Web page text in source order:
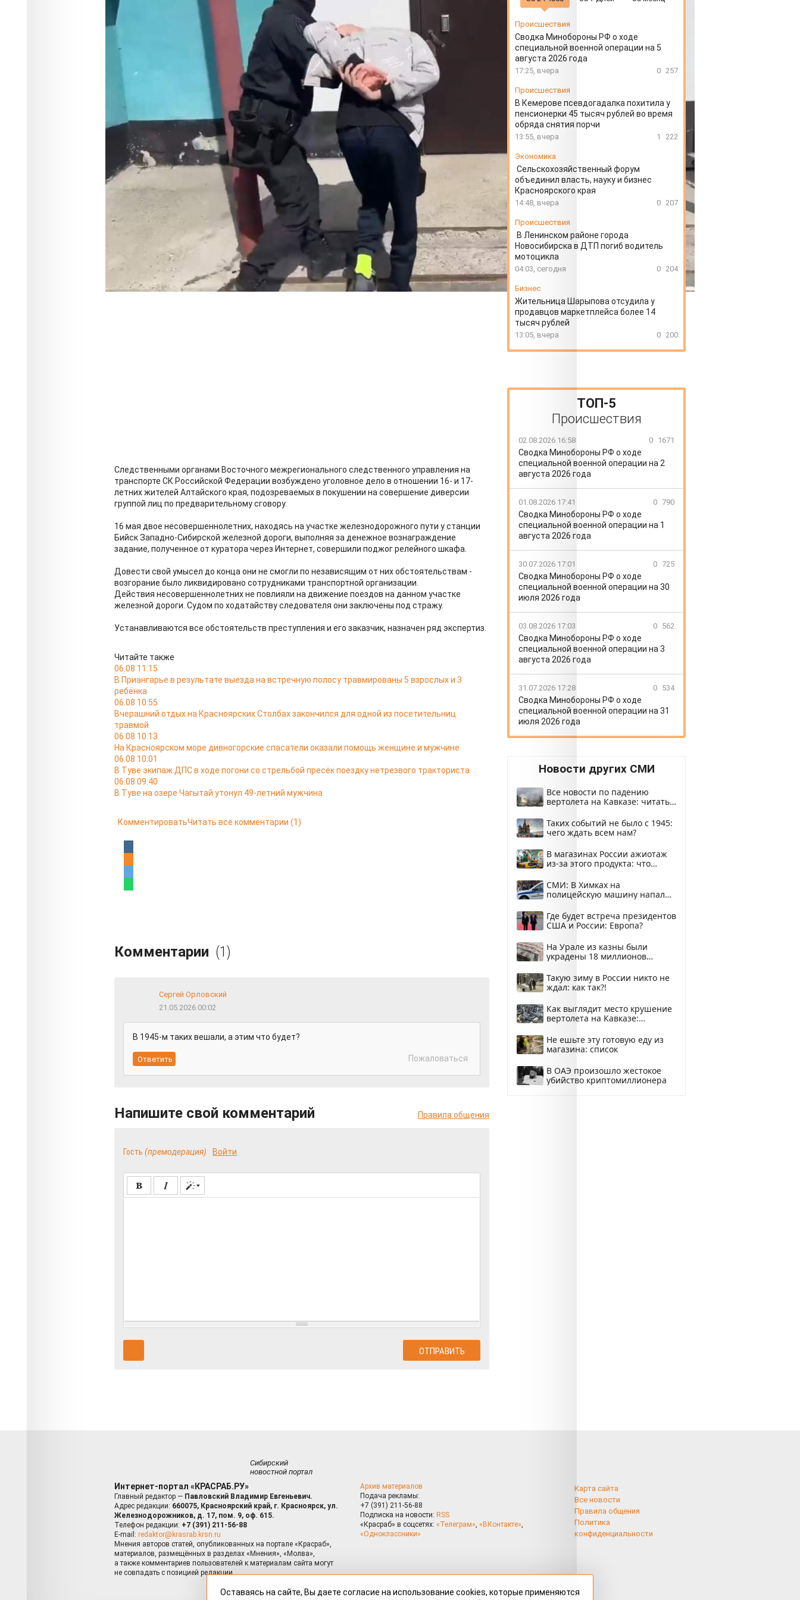
покушении на диверсию
1
Следственными органами Восточного межрегионального следственного управления на
транспорте СК Российской Федерации возбуждено уголовное дело в отношении 16- и 17-
летних жителей Алтайского края, подозреваемых в покушении на совершение диверсии
группой лиц по предварительному сговору.
16 мая двое несовершеннолетних, находясь на участке железнодорожного пути у станции
Бийск Западно-Сибирской железной дороги, выполняя за денежное вознаграждение
задание, полученное от куратора через Интернет, совершили поджог релейного шкафа.
Довести свой умысел до конца они не смогли по независящим от них обстоятельствам -
возгорание было ликвидировано сотрудниками транспортной организации.
Действия несовершеннолетних не повлияли на движение поездов на данном участке
железной дороги. Судом по ходатайству следователя они заключены под стражу.
Устанавливаются все обстоятельств преступления и его заказчик, назначен ряд экспертиз.
Читайте также
06.08 11:15
В Приангарье в результате выезда на встречную полосу травмированы 5 взрослых и 3
ребёнка
06.08 10:55
Вчерашний отдых на Красноярских Столбах закончился для одной из посетительниц
травмой
06.08 10:13
На Красноярском море дивногорские спасатели оказали помощь женщине и мужчине
06.08 10:01
В Туве экипаж ДПС в ходе погони со стрельбой пресёк поездку нетрезвого тракториста
06.08 09:40
В Туве на озере Чагытай утонул 49-летний мужчина
КомментироватьЧитать все комментарии (1)
Комментарии (1)
Сергей Орловский
21.05.2026 00:02
В 1945-м таких вешали, а этим что будет?
Пожаловаться
Напишите свой комментарий Правила общения
Гость (премодерация) Войти
Происшествия
Сводка Минобороны РФ о ходе
специальной военной операции на 5
августа 2026 года
17:25, вчера 0 257
Происшествия
В Кемерове псевдогадалка похитила у
пенсионерки 45 тысяч рублей во время
обряда снятия порчи
13:55, вчера 1 222
Экономика
Сельскохозяйственный форум
объединил власть, науку и бизнес
Красноярского края
14:48, вчера 0 207
Происшествия
В Ленинском районе города
Новосибирска в ДТП погиб водитель
мотоцикла
04:03, сегодня 0 204
Бизнес
Жительница Шарыпова отсудила у
продавцов маркетплейса более 14
тысяч рублей
13:05, вчера 0 200
ТОП-5
Происшествия
02.08.2026 16:58 0 1671
Сводка Минобороны РФ о ходе
специальной военной операции на 2
августа 2026 года
01.08.2026 17:41 0 790
Сводка Минобороны РФ о ходе
специальной военной операции на 1
августа 2026 года
30.07.2026 17:01 0 725
Сводка Минобороны РФ о ходе
специальной военной операции на 30
июля 2026 года
03.08.2026 17:03 0 562
Сводка Минобороны РФ о ходе
специальной военной операции на 3
августа 2026 года
31.07.2026 17:28 0 534
Сводка Минобороны РФ о ходе
специальной военной операции на 31
июля 2026 года
Новости других СМИ
Все новости по падению
вертолета на Кавказе: читать
Таких событий не было с 1945:
чего ждать всем нам?
В магазинах России ажиотаж
из-за этого продукта: что
СМИ: В Химках на
полицейскую машину напали
Где будет встреча президентов
США и России: Европа?
На Урале из казны были
украдены 18 миллионов
Такую зиму в России никто не
ждал: как так?!
Как выглядит место крушение
вертолета на Кавказе:
Не ешьте эту готовую еду из
магазина: список
В ОАЭ произошло жестокое
убийство криптомиллионера
Сибирский
новостной портал
Интернет-портал «КРАСРАБ.РУ»
Главный редактор — Павловский Владимир Евгеньевич.
Адрес редакции: 660075, Красноярский край, г. Красноярск, ул.
Железнодорожников, д. 17, пом. 9, оф. 615.
Телефон редакции: +7 (391) 211-56-88
E-mail: redaktor@krasrab.krsn.ru
Мнения авторов статей, опубликованных на портале «Красраб»,
материалов, размещённых в разделах «Мнения», «Молва»,
а также комментариев пользователей к материалам сайта могут
не совпадать с позицией редакции.
Архив материалов
Подача рекламы:
+7 (391) 211-56-88
Подписка на новости: RSS
«Красраб» в соцсетях: «Телеграм», «ВКонтакте»,
«Одноклассники»
Карта сайта
Все новости
Правила общения
Политика
конфиденциальности
Оставаясь на сайте, Вы даете согласие на использование cookies, которые применяются
для повышения качества рекомендаций согласноПолитике. Отказаться от cookies,